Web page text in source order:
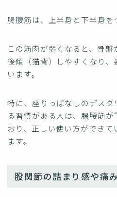
腸腰筋は、上半身と下半身を
この筋肉が弱くなると、骨
後傾（猫背）しやすくなり、
います。
特に、座りっぱなしのデス
る習慣がある人は、腸腰筋が
おり、正しい使い方ができて
ます。
股関節の詰まり感や痛み